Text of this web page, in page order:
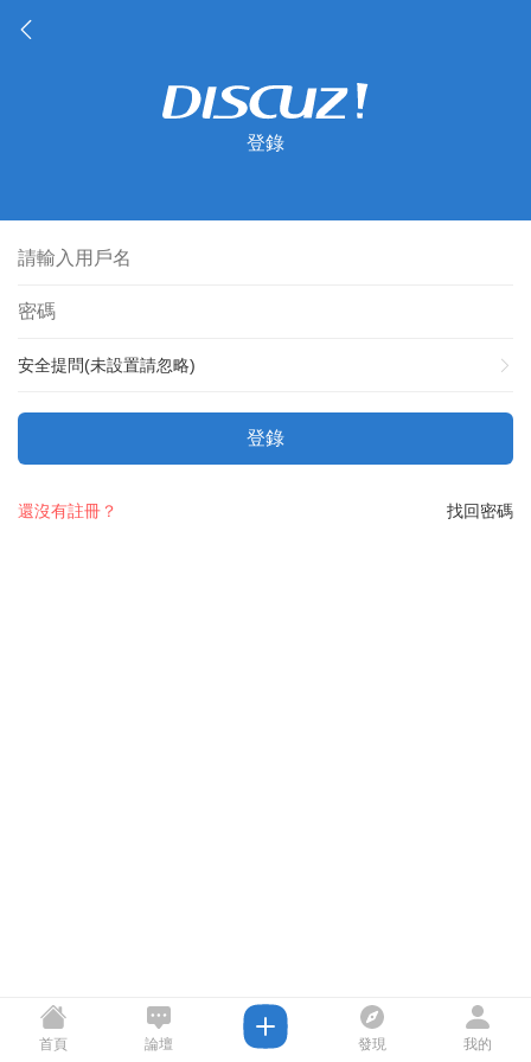
登錄
安全提問(未設置請忽略)
登錄
找回密碼
還沒有註冊？
首頁 論壇 發現 我的